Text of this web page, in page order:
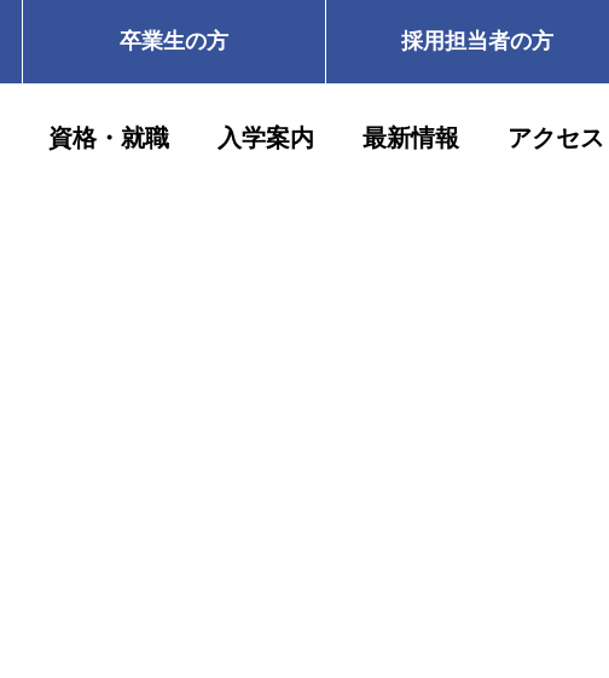
資格・就職 入学案内 最新情報 アクセス
卒業生の方 採用担当者の方